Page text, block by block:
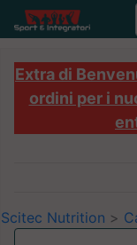
Extra di
ordini per i
Scitec Nutrition >